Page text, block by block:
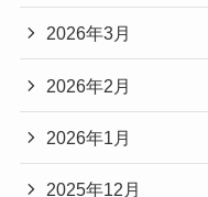
2026年3月
2026年2月
2026年1月
2025年12月